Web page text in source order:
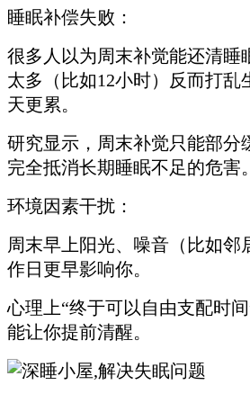
睡眠补偿失败：
很多人以为周末补觉能还清睡
太多（比如12小时）反而打乱
天更累。
研究显示，周末补觉只能部分
完全抵消长期睡眠不足的危害。
环境因素干扰：
周末早上阳光、噪音（比如邻
作日更早影响你。
心理上“终于可以自由支配时
能让你提前清醒。